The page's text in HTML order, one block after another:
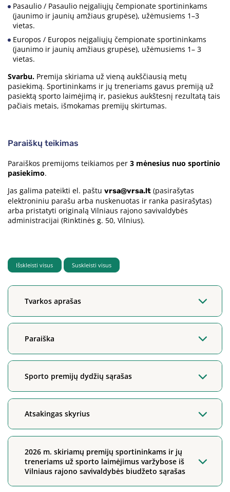
Pasaulio / Pasaulio neįgaliųjų čempionate sportininkams
(jaunimo ir jaunių amžiaus grupėse), užėmusiems 1–3
vietas.
Europos / Europos neįgaliųjų čempionate sportininkams
(jaunimo ir jaunių amžiaus grupėse), užėmusiems 1– 3
vietas.
Svarbu. Premija skiriama už vieną aukščiausią metų
pasiekimą. Sportininkams ir jų treneriams gavus premiją už
pasiektą sporto laimėjimą ir, pasiekus aukštesnį rezultatą tais
pačiais metais, išmokamas premijų skirtumas.
Paraiškų teikimas
Paraiškos premijoms teikiamos per 3 mėnesius nuo sportinio
pasiekimo.
Jas galima pateikti el. paštu vrsa@vrsa.lt (pasirašytas
elektroniniu parašu arba nuskenuotas ir ranka pasirašytas)
arba pristatyti originalą Vilniaus rajono savivaldybės
administracijai (Rinktinės g. 50, Vilnius).
Išskleisti visus Suskleisti visus
Tvarkos aprašas
Paraiška
Sporto premijų dydžių sąrašas
Atsakingas skyrius
2026 m. skiriamų premijų sportininkams ir jų
treneriams už sporto laimėjimus varžybose iš
Vilniaus rajono savivaldybės biudžeto sąrašas